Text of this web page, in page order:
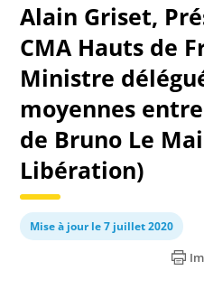
Alain Griset,
CMA Hauts de
Ministre
moyennes
de Bruno Le
Libération)
Mise à jour le 7 juillet 2020